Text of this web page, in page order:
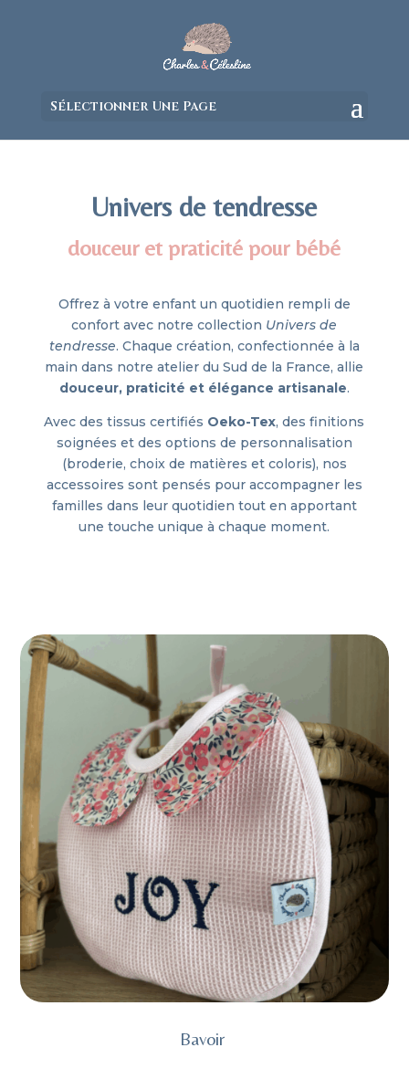
Sélectionner Une Page
Univers de tendresse
douceur et praticité pour bébé
Offrez à votre enfant un quotidien rempli de
confort avec notre collection Univers de
tendresse. Chaque création, confectionnée à la
main dans notre atelier du Sud de la France, allie
douceur, praticité et élégance artisanale.
Avec des tissus certifiés Oeko-Tex, des finitions
soignées et des options de personnalisation
(broderie, choix de matières et coloris), nos
accessoires sont pensés pour accompagner les
familles dans leur quotidien tout en apportant
une touche unique à chaque moment.
Bavoir